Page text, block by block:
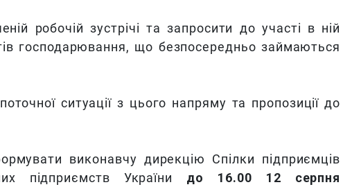
робочій зустрічі та запросити до участі в ній
господарювання, що безпосередньо займаються
ситуації з цього напряму та пропозиції до
виконавчу дирекцію Спілки підприємців
підприємств України до 16.00 12 серпня